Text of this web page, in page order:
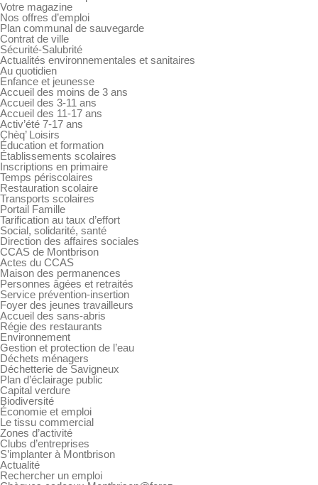
Votre magazine
Nos offres d’emploi
Plan communal de sauvegarde
Contrat de ville
Sécurité-Salubrité
Actualités environnementales et sanitaires
Au quotidien
Enfance et jeunesse
Accueil des moins de 3 ans
Accueil des 3-11 ans
Accueil des 11-17 ans
Activ’été 7-17 ans
Chèq’ Loisirs
Éducation et formation
Établissements scolaires
Inscriptions en primaire
Temps périscolaires
Restauration scolaire
Transports scolaires
Portail Famille
Tarification au taux d’effort
Social, solidarité, santé
Direction des affaires sociales
CCAS de Montbrison
Actes du CCAS
Maison des permanences
Personnes âgées et retraités
Service prévention-insertion
Foyer des jeunes travailleurs
Accueil des sans-abris
Régie des restaurants
Environnement
Gestion et protection de l’eau
Déchets ménagers
Déchetterie de Savigneux
Plan d’éclairage public
Capital verdure
Biodiversité
Économie et emploi
Le tissu commercial
Zones d’activité
Clubs d’entreprises
S’implanter à Montbrison
Actualité
Rechercher un emploi